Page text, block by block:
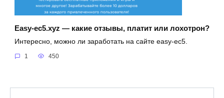
Easy-ec5.xyz — какие отзывы, платит или лохотрон?
Интересно, можно ли заработать на сайте easy-ec5.
1 450